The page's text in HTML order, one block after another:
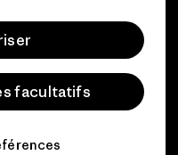
facultatifs